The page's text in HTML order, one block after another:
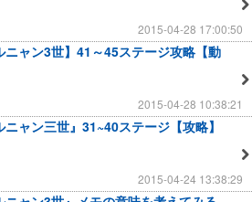
2015-04-28 17:00:50
ニャン3世】41～45ステージ攻略【動
2015-04-28 10:38:21
ニャン三世』31~40ステージ【攻略】
2015-04-24 13:38:29